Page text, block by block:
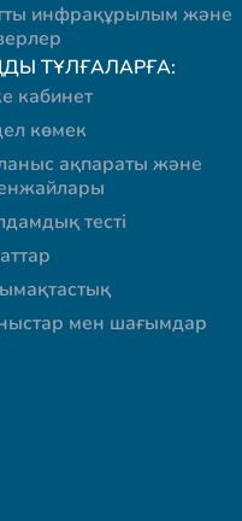
инфрақұрылым және
ТҰЛҒАЛАРҒА:
кабинет
көмек
ақпараты және
тесті
мен шағымдар